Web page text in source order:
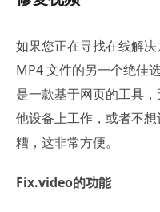
如果您正在寻找在线解决
MP4 文件的另一个绝佳
是一款基于网页的工具
他设备上工作，或者不
糟，这非常方便。
Fix.video的功能